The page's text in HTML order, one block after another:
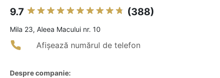
9.7 (388)
Mila 23, Aleea Macului nr. 10
Afișează numărul de telefon
Despre companie: